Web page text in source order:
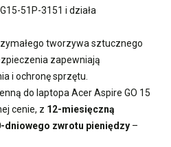
51P-3151 i działa
tworzywa sztucznego
zapewniają
i ochronę sprzętu.
do laptopa Acer Aspire GO 15
cenie, z 12-miesięczną
dniowego zwrotu pieniędzy –